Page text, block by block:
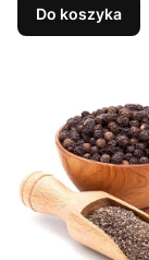
Do koszyka